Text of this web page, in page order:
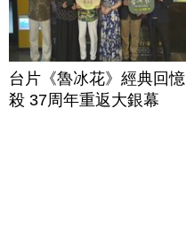
台片《魯冰花》經典回憶
殺 37周年重返大銀幕